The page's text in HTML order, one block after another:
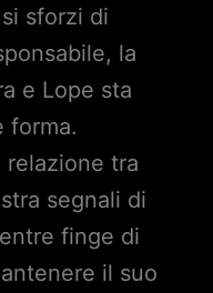
sforzi di
la
e Lope sta
forma.
relazione tra
segnali di
finge di
il suo